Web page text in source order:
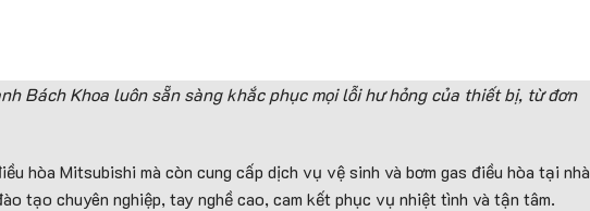
Bách Khoa luôn sẵn sàng khắc phục mọi lỗi hư hỏng của thiết bị, từ đơn
hòa Mitsubishi mà còn cung cấp dịch vụ vệ sinh và bơm gas điều hòa tại nhà
tạo chuyên nghiệp, tay nghề cao, cam kết phục vụ nhiệt tình và tận tâm.